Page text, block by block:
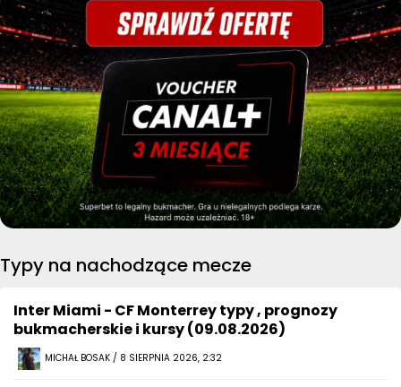
Typy na nachodzące mecze
Inter Miami - CF Monterrey typy , prognozy
bukmacherskie i kursy (09.08.2026)
MICHAŁ BOSAK / 8 SIERPNIA 2026, 2:32